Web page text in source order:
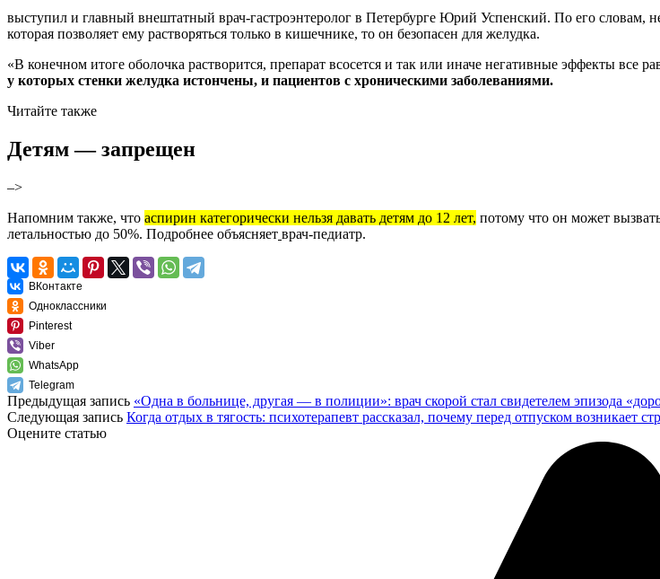
выступил и главный внештатный врач-гастроэнтеролог в Петербурге Юрий Успенский. По его словам,
которая позволяет ему растворяться только в кишечнике, то он безопасен для желудка.
«В конечном итоге оболочка растворится, препарат всосется и так или иначе негативные эффекты все
у которых стенки желудка истончены, и пациентов с хроническими заболеваниями.
Читайте также
Детям — запрещен
–>
Напомним также, что аспирин категорически нельзя давать детям до 12 лет, потому что он может
летальностью до 50%. Подробнее объясняет врач-педиатр.
ВКонтакте
Одноклассники
Pinterest
Viber
WhatsApp
Telegram
Предыдущая запись «Одна в больнице, другая — в полиции»: врач скорой стал свидетелем эпизода
Следующая запись Когда отдых в тягость: психотерапевт рассказал, почему перед отпуском возникает
Оцените статью